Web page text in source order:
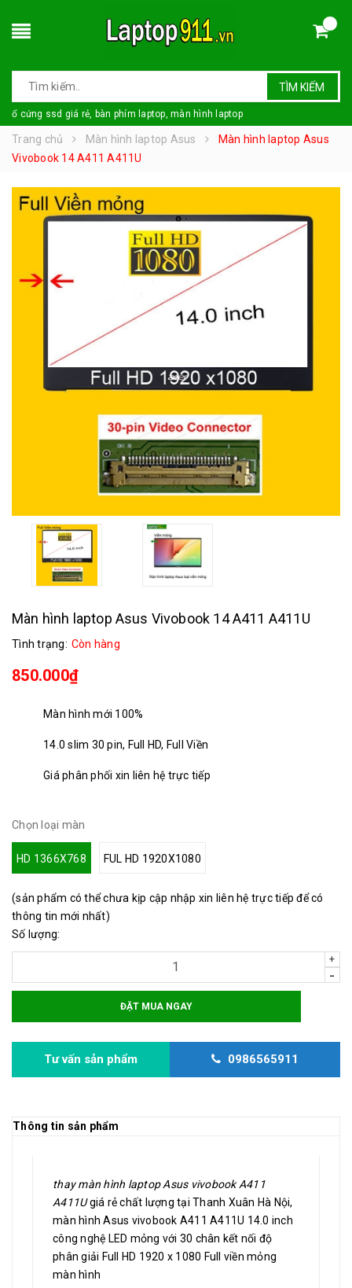
TÌM KIẾM
ổ cứng ssd giá rẻ, bàn phím laptop, màn hình laptop
Trang chủ Màn hình laptop Asus
Màn hình laptop Asus
Vivobook 14 A411 A411U
Màn hình laptop Asus Vivobook 14 A411 A411U
Tình trạng: Còn hàng
850.000₫
Màn hình mới 100%
14.0 slim 30 pin, Full HD, Full Viền
Giá phân phối xin liên hệ trực tiếp
Chọn loại màn
HD 1366X768 FUL HD 1920X1080
(sản phẩm có thể chưa kịp cập nhập xin liên hệ trực tiếp để có
thông tin mới nhất)
Số lượng:
+
-
ĐẶT MUA NGAY
Tư vấn sản phẩm 0986565911
Thông tin sản phẩm
thay màn hình laptop Asus vivobook A411
A411Ugiá rẻ chất lượng tại Thanh Xuân Hà Nội,
màn hình Asus vivobook A411 A411U 14.0 inch
công nghệ LED mỏng với 30 chân kết nối độ
phân giải Full HD 1920 x 1080 Full viền mỏng
màn hình